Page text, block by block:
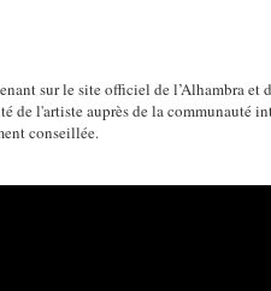
sur le site officiel de l’Alhambra et
de l'artiste auprès de la communauté
conseillée.